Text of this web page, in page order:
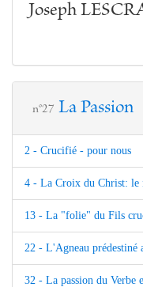
Joseph
n°27 La Passion
2 - Crucifié - pour nous
4 - La Croix du Christ: le
13 - La "folie" du Fils
22 - L'Agneau prédestiné
32 - La passion du Verbe